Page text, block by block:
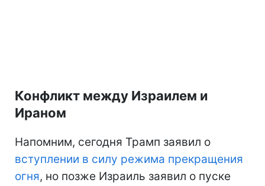
Конфликт между Израилем и
Ираном
Напомним, сегодня Трамп заявил о
вступлении в силу режима прекращения
огня, но позже Израиль заявил о пуске